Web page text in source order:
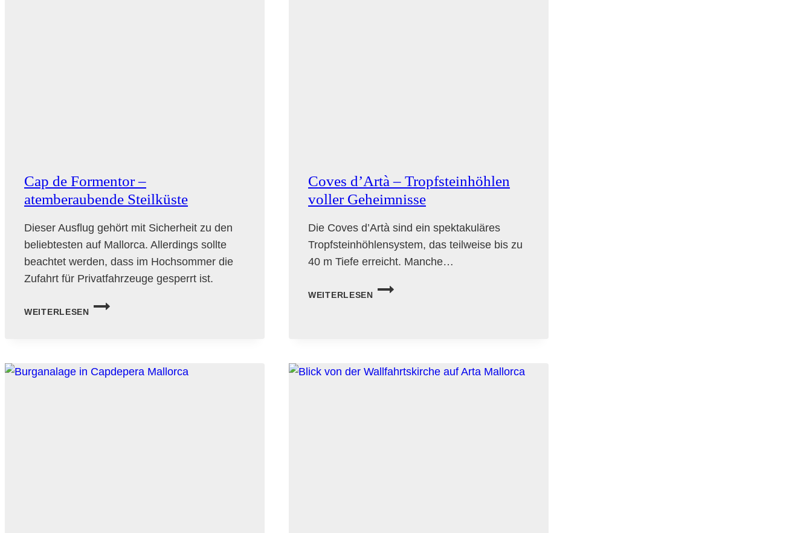
Cap de Formentor –
atemberaubende Steilküste
Dieser Ausflug gehört mit Sicherheit zu den
beliebtesten auf Mallorca. Allerdings sollte
beachtet werden, dass im Hochsommer die
Zufahrt für Privatfahrzeuge gesperrt ist.
WEITERLESEN
CAP
DE
STEILKÜSTE
Coves d’Artà – Tropfsteinhöhlen
voller Geheimnisse
Die Coves d’Artà sind ein spektakuläres
Tropfsteinhöhlensystem, das teilweise bis zu
40 m Tiefe erreicht. Manche…
WEITERLESEN
COVES
D’ARTÀ